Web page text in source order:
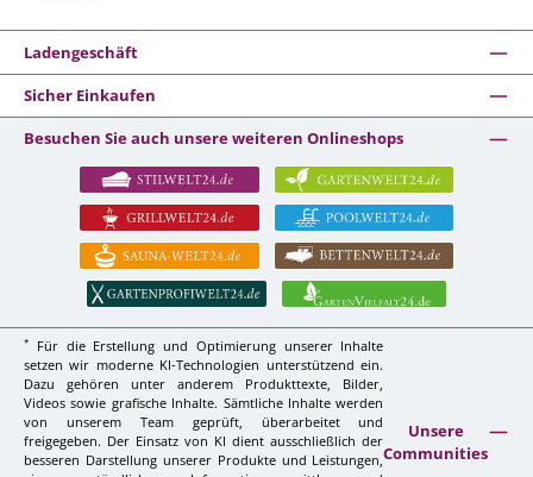
Ladengeschäft
Sicher Einkaufen
Besuchen Sie auch unsere weiteren Onlineshops
*
Für die Erstellung und Optimierung unserer Inhalte
setzen wir moderne KI-Technologien unterstützend ein.
Dazu gehören unter anderem Produkttexte, Bilder,
Videos sowie grafische Inhalte. Sämtliche Inhalte werden
von unserem Team geprüft, überarbeitet und
freigegeben. Der Einsatz von KI dient ausschließlich der
besseren Darstellung unserer Produkte und Leistungen,
Unsere
Communities